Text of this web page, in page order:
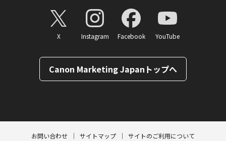
X Instagram Facebook YouTube
Canon Marketing Japanトップへ
お問い合わせ サイトマップ サイトのご利用について